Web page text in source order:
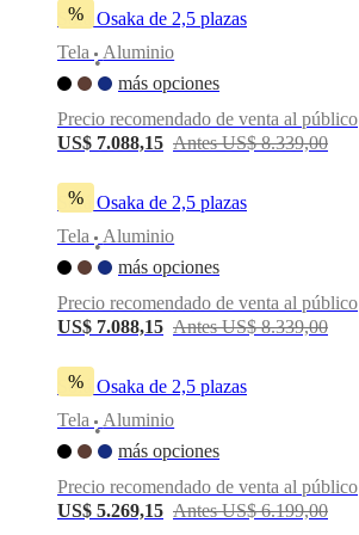
%
Sofá Osaka de 2,5 plazas
Tela
•
Aluminio
más opciones
Precio recomendado de venta al público
US$ 7.088,15 Antes US$ 8.339,00
%
Sofá Osaka de 2,5 plazas
Tela
•
Aluminio
más opciones
Precio recomendado de venta al público
US$ 7.088,15 Antes US$ 8.339,00
%
Sofá Osaka de 2,5 plazas
Tela
•
Aluminio
más opciones
Precio recomendado de venta al público
US$ 5.269,15 Antes US$ 6.199,00